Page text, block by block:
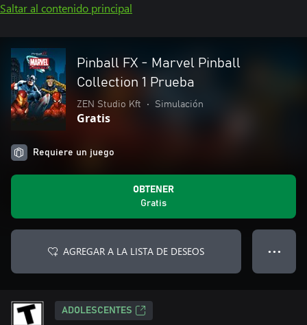
Saltar al contenido principal
Pinball FX - Marvel Pinball
Collection 1 Prueba
ZEN Studio Kft • Simulación
Gratis
Requiere un juego
OBTENER
Gratis
AGREGAR A LA LISTA DE DESEOS ● ● ●
ADOLESCENTES